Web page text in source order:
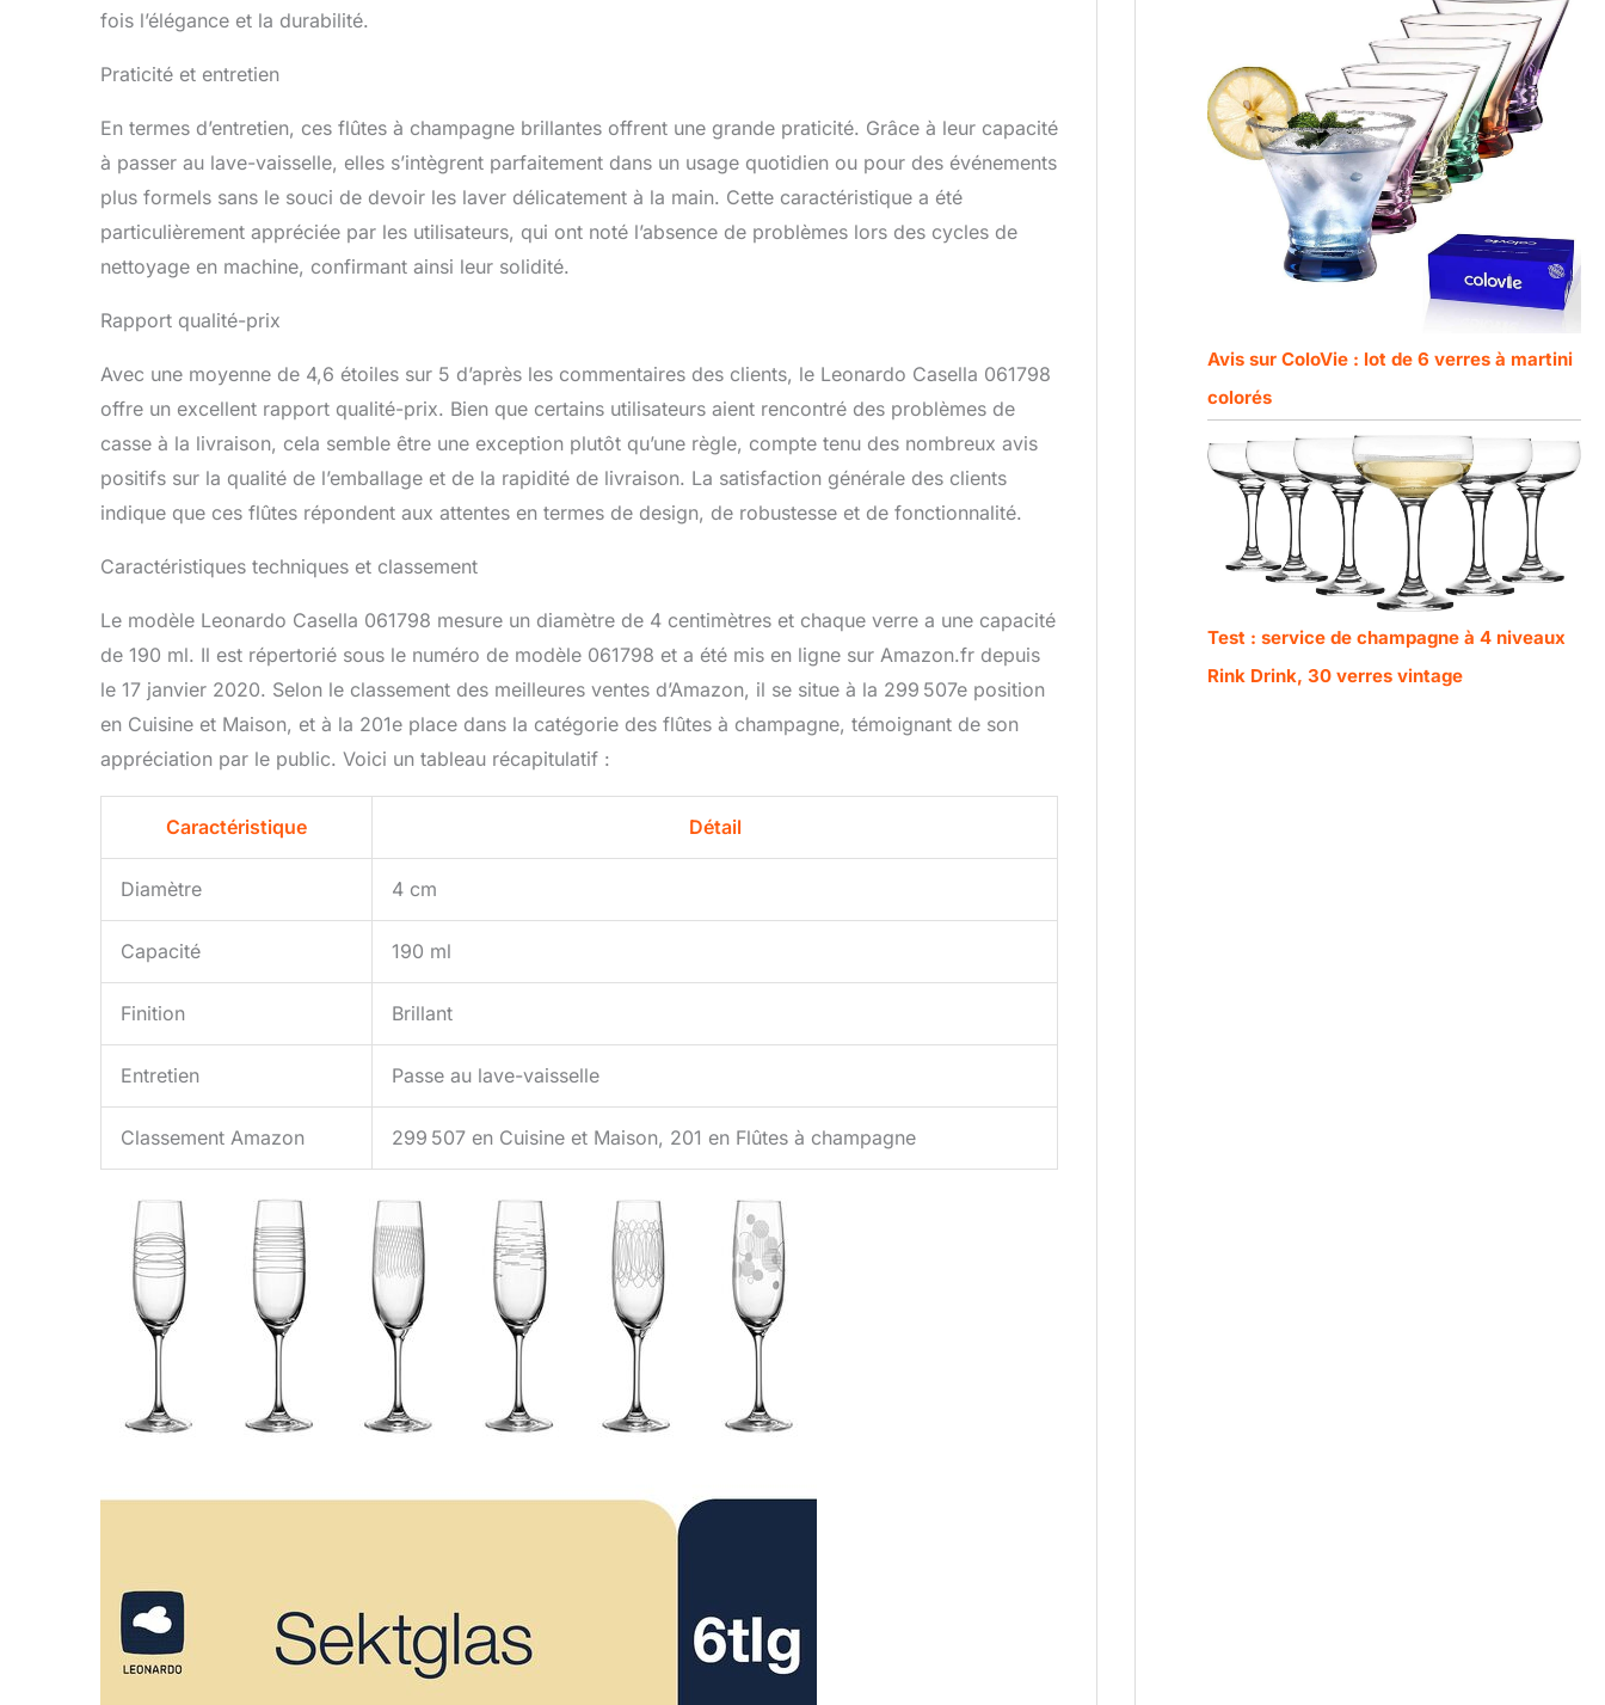
fois l’élégance et la durabilité.
Praticité et entretien
En termes d’entretien, ces flûtes à champagne brillantes offrent une grande praticité. Grâce à leur capacité
à passer au lave-vaisselle, elles s’intègrent parfaitement dans un usage quotidien ou pour des événements
plus formels sans le souci de devoir les laver délicatement à la main. Cette caractéristique a été
particulièrement appréciée par les utilisateurs, qui ont noté l’absence de problèmes lors des cycles de
nettoyage en machine, confirmant ainsi leur solidité.
Rapport qualité-prix
Avec une moyenne de 4,6 étoiles sur 5 d’après les commentaires des clients, le Leonardo Casella 061798
offre un excellent rapport qualité-prix. Bien que certains utilisateurs aient rencontré des problèmes de
casse à la livraison, cela semble être une exception plutôt qu’une règle, compte tenu des nombreux avis
positifs sur la qualité de l’emballage et de la rapidité de livraison. La satisfaction générale des clients
indique que ces flûtes répondent aux attentes en termes de design, de robustesse et de fonctionnalité.
Caractéristiques techniques et classement
Le modèle Leonardo Casella 061798 mesure un diamètre de 4 centimètres et chaque verre a une capacité
de 190 ml. Il est répertorié sous le numéro de modèle 061798 et a été mis en ligne sur Amazon.fr depuis
le 17 janvier 2020. Selon le classement des meilleures ventes d’Amazon, il se situe à la 299 507e position
en Cuisine et Maison, et à la 201e place dans la catégorie des flûtes à champagne, témoignant de son
appréciation par le public. Voici un tableau récapitulatif :
Caractéristique Détail
Diamètre 4 cm
Capacité 190 ml
Finition Brillant
Entretien Passe au lave-vaisselle
Classement Amazon 299 507 en Cuisine et Maison, 201 en Flûtes à champagne
Avis sur ColoVie : lot de 6 verres à martini
colorés
Test : service de champagne à 4 niveaux
Rink Drink, 30 verres vintage